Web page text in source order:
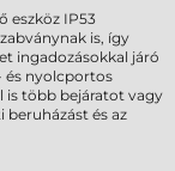
eszköz IP53
is, így
ingadozásokkal járó
és nyolcportos
is több bejáratot vagy
beruházást és az